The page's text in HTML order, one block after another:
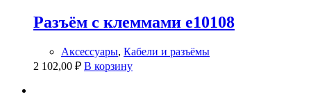
Разъём с клеммами e10108
Аксессуары, Кабели и разъёмы
2 102,00 ₽ В корзину